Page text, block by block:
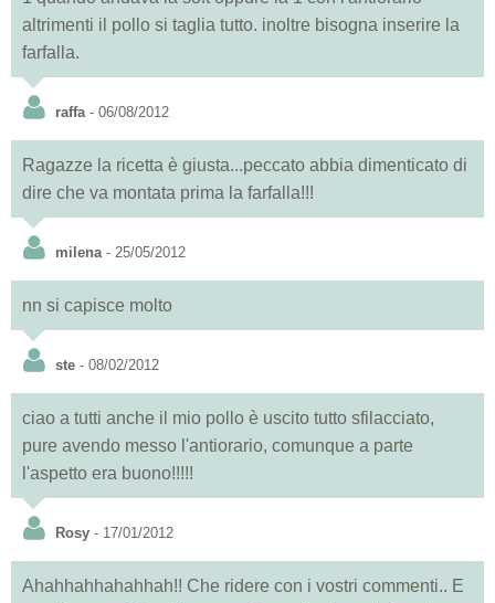
altrimenti il pollo si taglia tutto. inoltre bisogna inserire la
farfalla.
raffa- 06/08/2012
Ragazze la ricetta è giusta...peccato abbia dimenticato di
dire che va montata prima la farfalla!!!
milena- 25/05/2012
nn si capisce molto
ste - 08/02/2012
ciao a tutti anche il mio pollo è uscito tutto sfilacciato,
pure avendo messo l'antiorario, comunque a parte
l'aspetto era buono!!!!!
Rosy - 17/01/2012
Ahahhahhahahhah!! Che ridere con i vostri commenti.. E